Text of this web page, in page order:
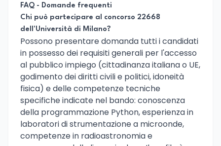
FAQ - Domande frequenti
Chi può partecipare al concorso 22668
dell'Università di Milano?
Possono presentare domanda tutti i candidati
in possesso dei requisiti generali per l'accesso
al pubblico impiego (cittadinanza italiana o UE,
godimento dei diritti civili e politici, idoneità
fisica) e delle competenze tecniche
specifiche indicate nel bando: conoscenza
della programmazione Python, esperienza in
laboratori di strumentazione a microonde,
competenze in radioastronomia e